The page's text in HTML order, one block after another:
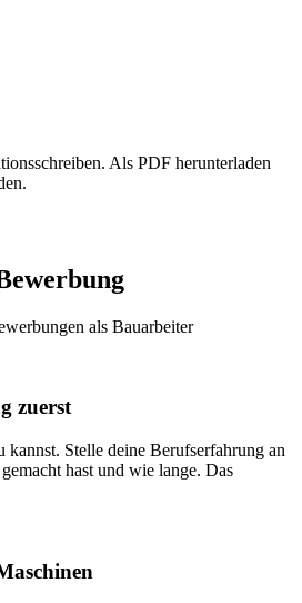
Als PDF herunterladen
als Bauarbeiter
zuerst
Stelle deine Berufserfahrung an
hast und wie lange. Das